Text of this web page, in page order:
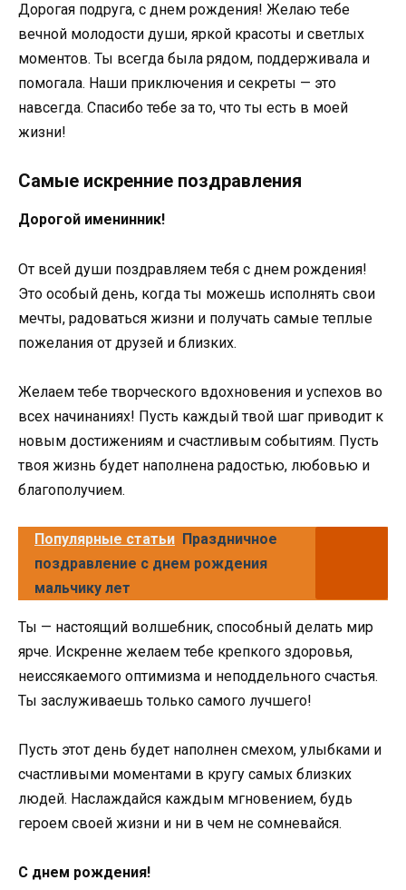
Дорогая подруга, с днем рождения! Желаю тебе
вечной молодости души, яркой красоты и светлых
моментов. Ты всегда была рядом, поддерживала и
помогала. Наши приключения и секреты — это
навсегда. Спасибо тебе за то, что ты есть в моей
жизни!
Самые искренние поздравления
Дорогой именинник!
От всей души поздравляем тебя с днем рождения!
Это особый день, когда ты можешь исполнять свои
мечты, радоваться жизни и получать самые теплые
пожелания от друзей и близких.
Желаем тебе творческого вдохновения и успехов во
всех начинаниях! Пусть каждый твой шаг приводит к
новым достижениям и счастливым событиям. Пусть
твоя жизнь будет наполнена радостью, любовью и
благополучием.
Популярные статьи Праздничное
поздравление с днем рождения
мальчику лет
Ты — настоящий волшебник, способный делать мир
ярче. Искренне желаем тебе крепкого здоровья,
неиссякаемого оптимизма и неподдельного счастья.
Ты заслуживаешь только самого лучшего!
Пусть этот день будет наполнен смехом, улыбками и
счастливыми моментами в кругу самых близких
людей. Наслаждайся каждым мгновением, будь
героем своей жизни и ни в чем не сомневайся.
С днем рождения!